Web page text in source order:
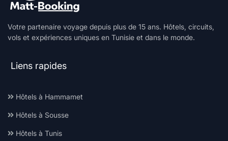
Votre partenaire voyage depuis plus de 15 ans. Hôtels, circuits,
vols et expériences uniques en Tunisie et dans le monde.
Liens rapides
Hôtels à Hammamet
Hôtels à Sousse
Hôtels à Tunis